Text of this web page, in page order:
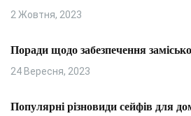
2 Жовтня, 2023
Поради щодо забезпечення
24 Вересня, 2023
Популярні різновиди сейфів для